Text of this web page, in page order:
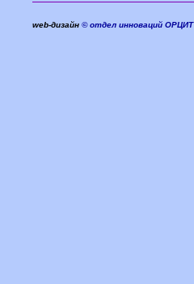
web-дизайн © отдел инноваций